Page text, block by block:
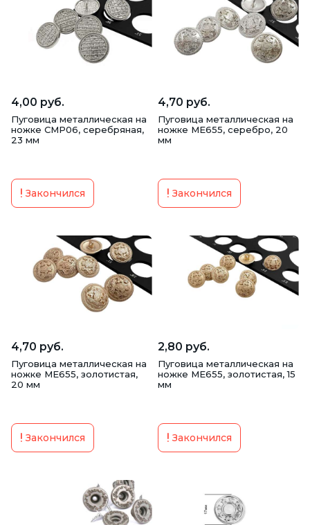
4,00 руб.
Пуговица металлическая на
ножке CMP06, серебряная,
23 мм
Закончился
4,70 руб.
Пуговица металлическая на
ножке ME655, серебро, 20
мм
Закончился
4,70 руб.
Пуговица металлическая на
ножке ME655, золотистая,
20 мм
Закончился
2,80 руб.
Пуговица металлическая на
ножке ME655, золотистая, 15
мм
Закончился